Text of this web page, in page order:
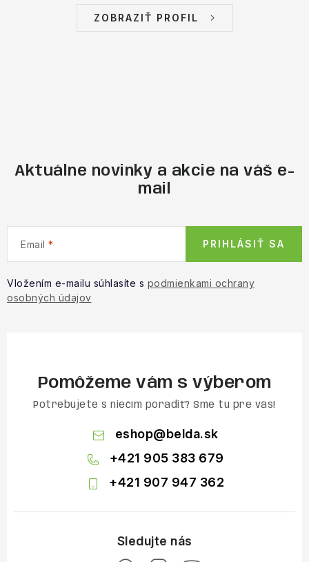
ZOBRAZIŤ PROFIL
Aktuálne novinky a akcie na váš e-
mail
Email
Vložením e-mailu súhlasíte s podmienkami ochrany
osobných údajov
PRIHLÁSIŤ SA
Pomôžeme vám s výberom
Potrebujete s niečím poradiť? Sme tu pre vás!
eshop@belda.sk
+421 905 383 679
+421 907 947 362